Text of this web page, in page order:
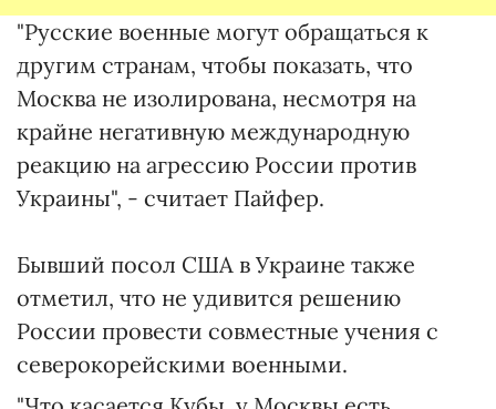
"Русские военные могут обращаться к
другим странам, чтобы показать, что
Москва не изолирована, несмотря на
крайне негативную международную
реакцию на агрессию России против
Украины", - считает Пайфер.
Бывший посол США в Украине также
отметил, что не удивится решению
России провести совместные учения с
северокорейскими военными.